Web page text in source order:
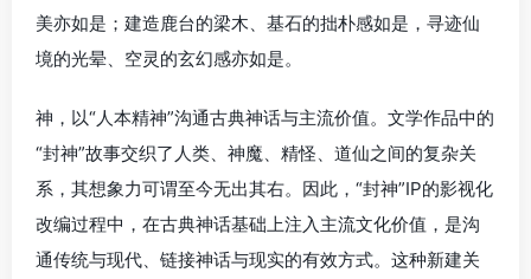
美亦如是；建造鹿台的梁木、基石的拙朴感如是，寻迹仙
境的光晕、空灵的玄幻感亦如是。
神，以“人本精神”沟通古典神话与主流价值。文学作品中的
“封神”故事交织了人类、神魔、精怪、道仙之间的复杂关
系，其想象力可谓至今无出其右。因此，“封神”IP的影视化
改编过程中，在古典神话基础上注入主流文化价值，是沟
通传统与现代、链接神话与现实的有效方式。这种新建关